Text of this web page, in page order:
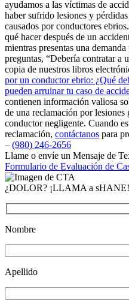
ayudamos a las víctimas de
haber sufrido lesiones y
causados por conductores
qué hacer después de un
mientras presentas una
preguntas, “Debería contratar a
copia de nuestros libros
por un conductor ebrio: ¿Qué
pueden arruinar tu caso de
contienen información valiosa
de una reclamación por
conductor negligente. Cuando
reclamación, contáctanos para
– (980) 246-2656
Llame o envíe un Mensaje de
Formulario de Evaluación de
¿DOLOR? ¡LLAMA a sHANE!
Nombre
Apellido